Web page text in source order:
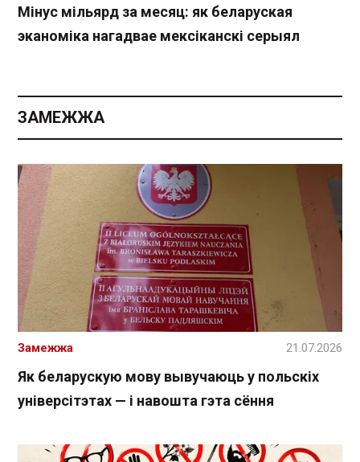
Мінус мільярд за месяц: як беларуская
эканоміка нагадвае мексіканскі серыял
ЗАМЕЖЖА
Як беларускую мову вывучаюць у польскіх
універсітэтах — і навошта гэта сёння
Замежжа 21.07.2026